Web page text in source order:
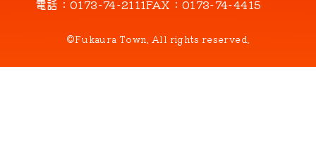
電話
0173-74-2111FAX 0173-74-4415
©Fukaura Town. All rights reserved.